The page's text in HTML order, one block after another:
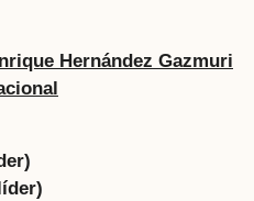
Hernández Gazmuri